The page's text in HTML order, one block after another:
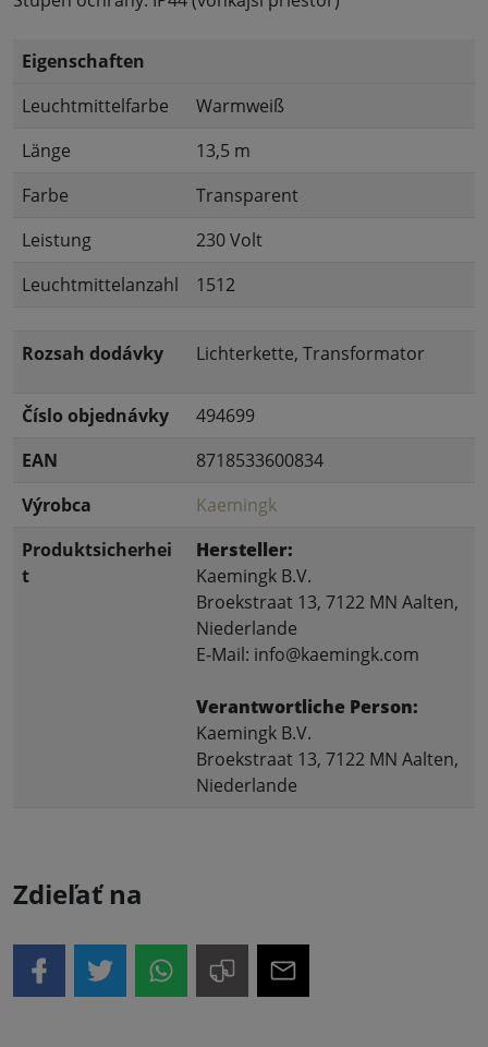
Eigenschaften
Leuchtmittelfarbe
Warmweiß
Länge
13,5 m
Farbe
Transparent
Leistung
230 Volt
Leuchtmittelanzahl
1512
Rozsah dodávky Lichterkette, Transformator
Číslo objednávky
494699
EAN
8718533600834
Výrobca
Kaemingk
Produktsicherhei
t
Hersteller:
Kaemingk B.V.
Broekstraat 13, 7122 MN Aalten,
Niederlande
E-Mail: info@kaemingk.com
Verantwortliche Person:
Kaemingk B.V.
Broekstraat 13, 7122 MN Aalten,
Niederlande
Zdieľať na